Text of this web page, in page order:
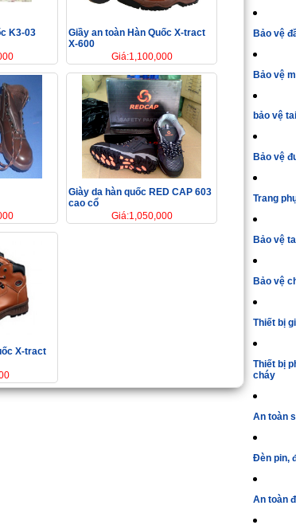
K3-03
Giầy an toàn Hàn Quốc X-tract
X-600
Giá:1,100,000
Giày da hàn quốc RED CAP 603
cao cổ
Giá:1,050,000
X-tract
Bảo vệ
Bảo vệ
bảo vệ tai
Bảo vệ
Trang
Bảo vệ
Bảo vệ
Thiết bị
Thiết bị
cháy
An toàn
Đèn pin,
An toàn